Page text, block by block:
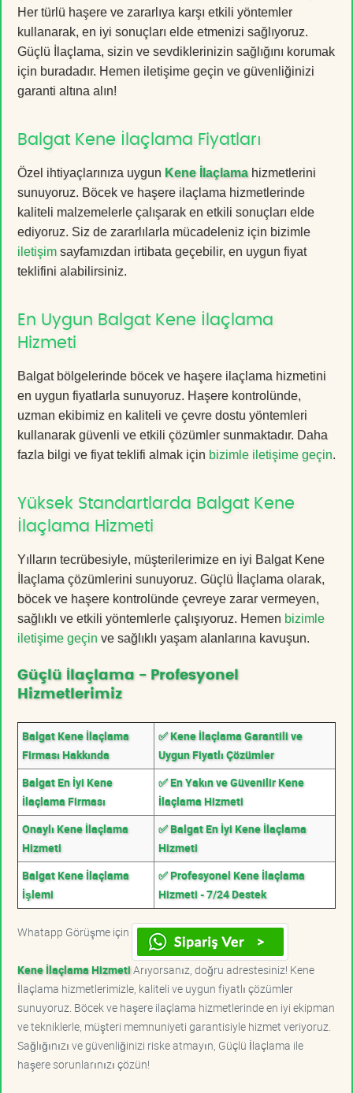
Her türlü haşere ve zararlıya karşı etkili yöntemler
kullanarak, en iyi sonuçları elde etmenizi sağlıyoruz.
Güçlü İlaçlama, sizin ve sevdiklerinizin sağlığını korumak
için buradadır. Hemen iletişime geçin ve güvenliğinizi
garanti altına alın!
Balgat Kene İlaçlama Fiyatları
Özel ihtiyaçlarınıza uygun Kene İlaçlamahizmetlerini
sunuyoruz. Böcek ve haşere ilaçlama hizmetlerinde
kaliteli malzemelerle çalışarak en etkili sonuçları elde
ediyoruz. Siz de zararlılarla mücadeleniz için bizimle
iletişim sayfamızdan irtibata geçebilir, en uygun fiyat
teklifini alabilirsiniz.
En Uygun Balgat Kene İlaçlama
Hizmeti
Balgat bölgelerinde böcek ve haşere ilaçlama hizmetini
en uygun fiyatlarla sunuyoruz. Haşere kontrolünde,
uzman ekibimiz en kaliteli ve çevre dostu yöntemleri
kullanarak güvenli ve etkili çözümler sunmaktadır. Daha
fazla bilgi ve fiyat teklifi almak için bizimle iletişime geçin.
Yüksek Standartlarda Balgat Kene
İlaçlama Hizmeti
Yılların tecrübesiyle, müşterilerimize en iyi Balgat Kene
İlaçlama çözümlerini sunuyoruz. Güçlü İlaçlama olarak,
böcek ve haşere kontrolünde çevreye zarar vermeyen,
sağlıklı ve etkili yöntemlerle çalışıyoruz. Hemen bizimle
iletişime geçin ve sağlıklı yaşam alanlarına kavuşun.
Güçlü İlaçlama - Profesyonel
Hizmetlerimiz
Balgat Kene İlaçlama
Firması Hakkında
✅ Kene İlaçlama Garantili ve
Uygun Fiyatlı Çözümler
Balgat En İyi Kene
İlaçlama Firması
✅ En Yakın ve Güvenilir Kene
İlaçlama Hizmeti
Onaylı Kene İlaçlama
Hizmeti
✅ Balgat En İyi Kene İlaçlama
Hizmeti
Balgat Kene İlaçlama
İşlemi
✅ Profesyonel Kene İlaçlama
Hizmeti - 7/24 Destek
Whatapp Görüşme için
Kene İlaçlama HizmetiArıyorsanız, doğru adrestesiniz! Kene
İlaçlama hizmetlerimizle, kaliteli ve uygun fiyatlı çözümler
sunuyoruz. Böcek ve haşere ilaçlama hizmetlerinde en iyi ekipman
ve tekniklerle, müşteri memnuniyeti garantisiyle hizmet veriyoruz.
Sağlığınızı ve güvenliğinizi riske atmayın, Güçlü İlaçlama ile
haşere sorunlarınızı çözün!